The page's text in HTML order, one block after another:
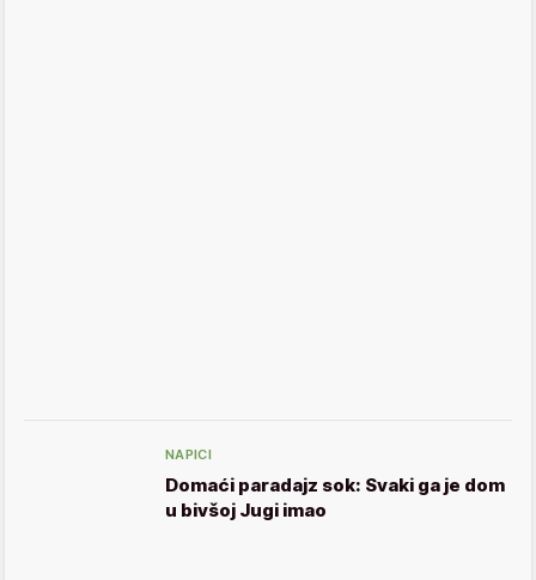
NAPICI
Domaći paradajz sok: Svaki ga je dom
u bivšoj Jugi imao